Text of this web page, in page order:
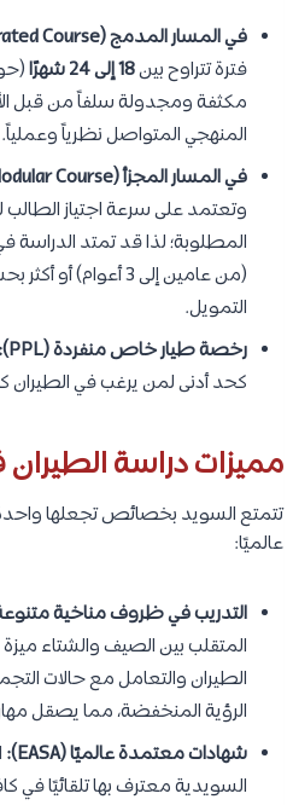
في المسار المدمج (Integrated Course):
فترة تتراوح بين18 إلى 24 شهرًا
مكثفة ومجدولة سلفاً من قبل
المنهجي المتواصل نظرياً وعملياً.
في المسار المجزأ (Modular Course):
وتعتمد على سرعة اجتياز الطالب
المطلوبة؛ لذا قد تمتد الدراسة
(من عامين إلى 3
التمويل.
رخصة طيار خاص منفردة (PPL):
كحد أدنى لمن يرغب في الطيران
مميزات دراسة
تتمتع السويد بخصائص تجعلها
عالميًا:
التدريب في ظروف مناخية
المتقلب بين الصيف والشتاء
الطيران والتعامل مع حالات
الرؤية المنخفضة، مما يصقل
شهادات معتمدة عالميًا (EASA):
السويدية معترف بها تلقائيًا في